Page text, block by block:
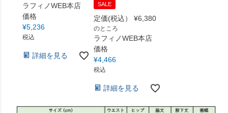
ラフィノWEB本店
価格
¥5,236
税込
詳細を見る
SALE
定価(税込） ¥6,380
のところ
ラフィノWEB本店
価格
¥4,466
税込
詳細を見る